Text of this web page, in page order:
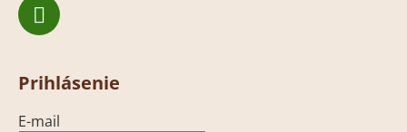
Prihlásenie
E-mail